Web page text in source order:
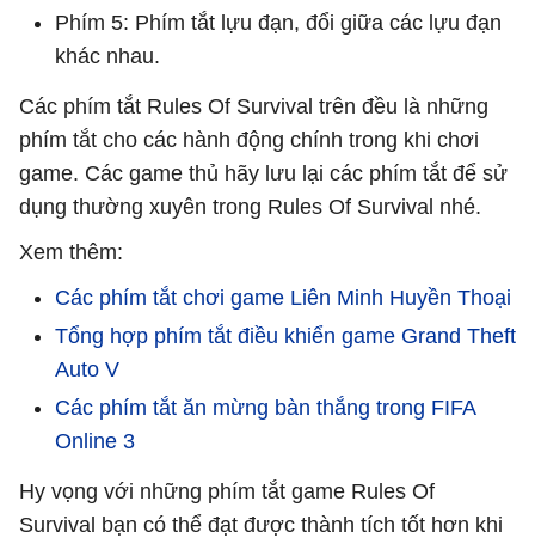
Phím 5: Phím tắt lựu đạn, đổi giữa các lựu đạn
khác nhau.
Các phím tắt Rules Of Survival trên đều là những
phím tắt cho các hành động chính trong khi chơi
game. Các game thủ hãy lưu lại các phím tắt để sử
dụng thường xuyên trong Rules Of Survival nhé.
Xem thêm:
Các phím tắt chơi game Liên Minh Huyền Thoại
Tổng hợp phím tắt điều khiển game Grand Theft
Auto V
Các phím tắt ăn mừng bàn thắng trong FIFA
Online 3
Hy vọng với những phím tắt game Rules Of
Survival bạn có thể đạt được thành tích tốt hơn khi